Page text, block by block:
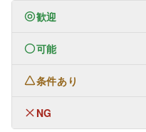
歓迎
なし可能
ファッション
ユニセックス
条件あり
生活サービス
冠婚葬祭
NG